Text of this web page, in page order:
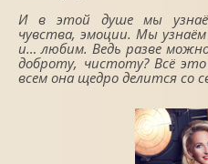
И в этой душе мы
чувства, эмоции. Мы
и… любим. Ведь разве
доброту, чистоту? Всё
всем она щедро делится со